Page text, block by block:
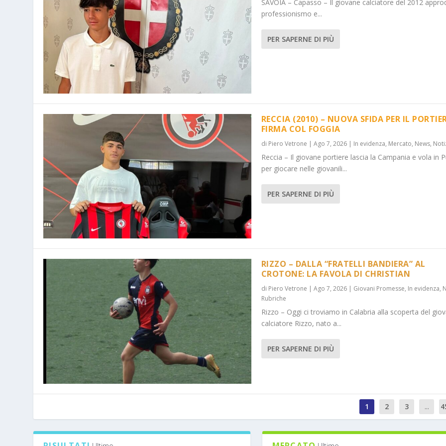
SAVOIA – Capasso – Il giovane calciatore del 2012
professionismo e...
PER SAPERNE DI PIÙ
RECCIA (2010) – NUOVA SFIDA PER IL
FIRMA COL FOGGIA
di Piero Vetrone | Ago 7, 2026| In evidenza, Mercato, News,
Reccia – Il giovane portiere lascia la Campania e vola in
per giocare nelle giovanili...
PER SAPERNE DI PIÙ
RIZZO – DALLA “FRATELLI BANDIERA” AL
CROTONE: LA FAVOLA DI CHRISTIAN
di Piero Vetrone Ago 7, 2026| Giovani Promesse, In evidenza,
Rubriche
Rizzo – Oggi ci troviamo in Calabria alla scoperta del
calciatore Rizzo, nato a...
PER SAPERNE DI PIÙ
1 2 3 ...